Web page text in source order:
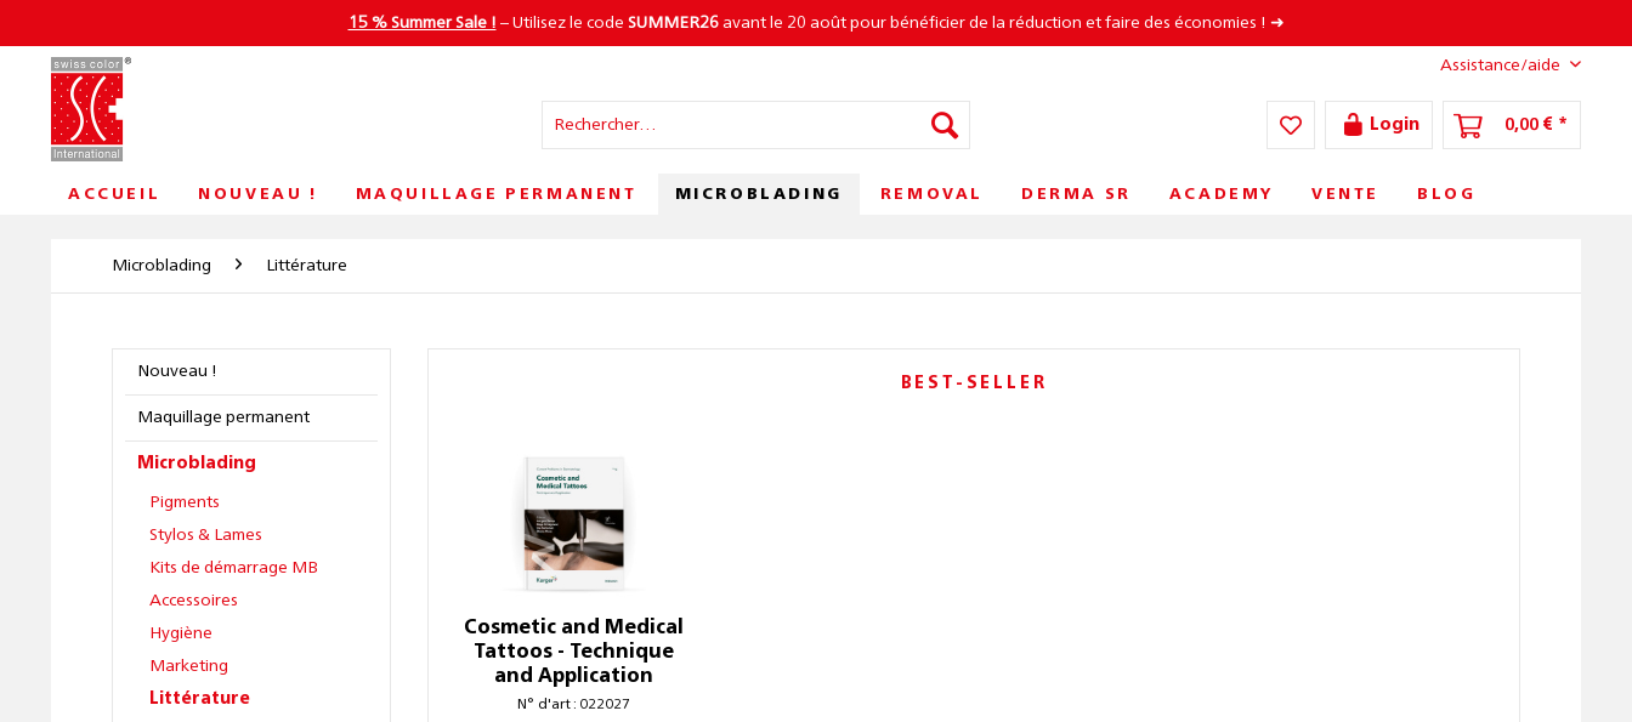
15 % Summer Sale ! – Utilisez le code SUMMER26avant le 20 août pour bénéficier de la réduction et faire des économies ! ➜
Assistance/aide
Login 0,00 € *
ACCUEIL NOUVEAU ! MAQUILLAGE PERMANENT MICROBLADING REMOVAL DERMA SR ACADEMY VENTE BLOG
Microblading Littérature
Nouveau !
Maquillage permanent
Microblading
Pigments
Stylos & Lames
Kits de démarrage MB
Accessoires
Hygiène
Marketing
Littérature
BEST-SELLER
Cosmetic and Medical
Tattoos - Technique
and Application
N° d'art : 022027